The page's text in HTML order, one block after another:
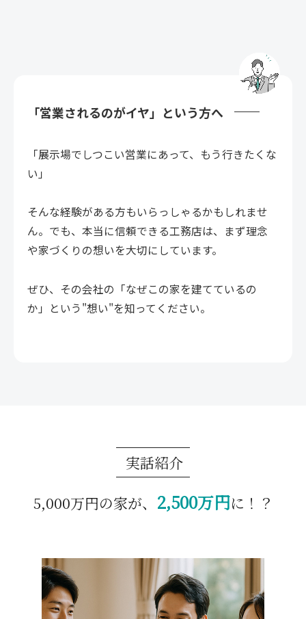
「営業されるのがイヤ」という方へ
「展示場でしつこい営業にあって、もう行きたくな
い」
そんな経験がある方もいらっしゃるかもしれませ
ん。でも、本当に信頼できる工務店は、まず理念
や家づくりの想いを大切にしています。
ぜひ、その会社の「なぜこの家を建てているの
か」という"想い"を知ってください。
実話紹介
5,000万円の家が、 2,500万円に！？